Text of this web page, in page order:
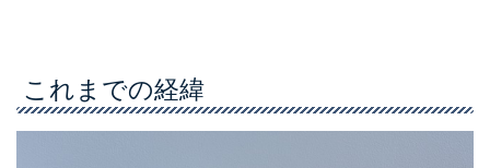
これまでの経緯